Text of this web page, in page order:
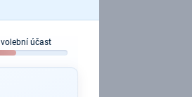
volební účast